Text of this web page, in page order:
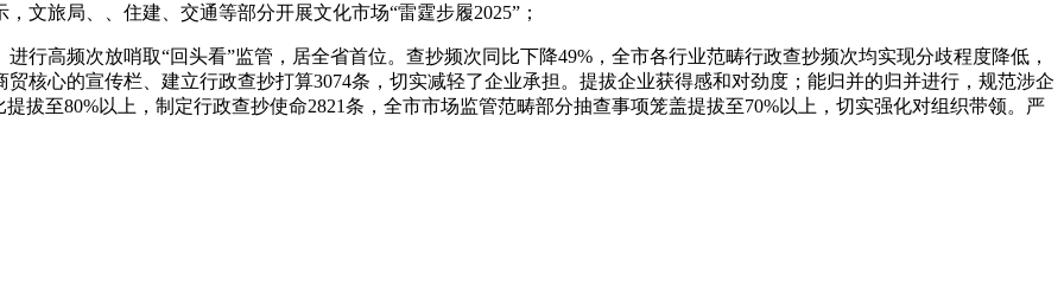
文旅局、、住建、交通等部分开展文化市场“雷霆步履2025”；
高频次放哨取“回头看”监管，居全省首位。查抄频次同比下降49%，全市各行业范畴行政查抄频次均实现分歧程度降低，
核心的宣传栏、建立行政查抄打算3074条，切实减轻了企业承担。提拔企业获得感和对劲度；能归并的归并进行，规范涉企
拔至80%以上，制定行政查抄使命2821条，全市市场监管范畴部分抽查事项笼盖提拔至70%以上，切实强化对组织带领。严